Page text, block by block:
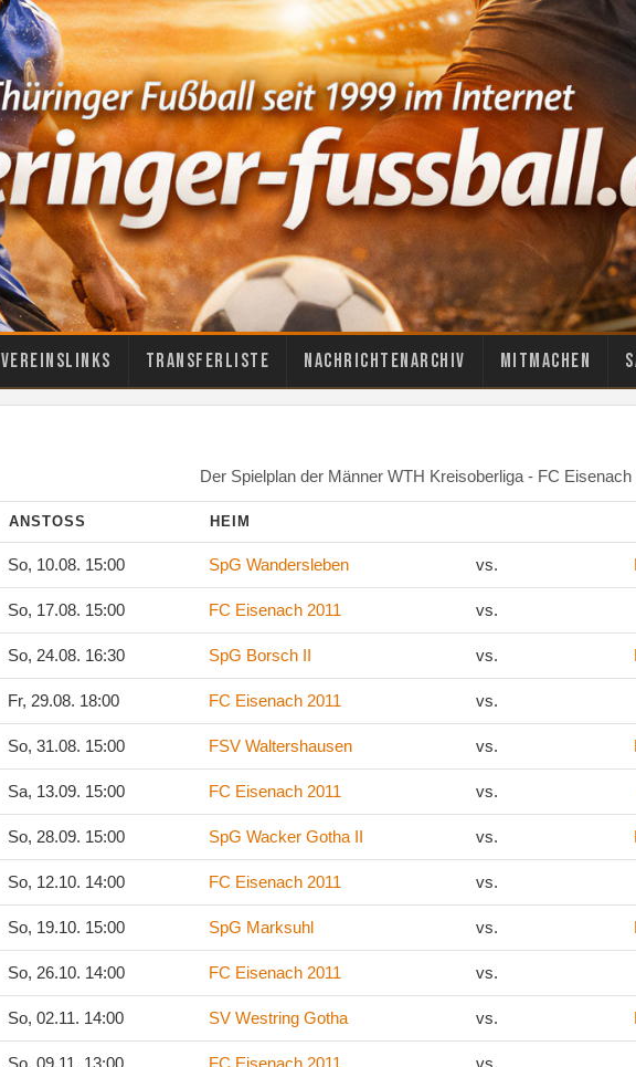
Vereinslinks Transferliste Nachrichtenarchiv Mitmachen
Der Spielplan der Männer WTH Kreisoberliga - FC Eisenach
ANSTOSS HEIM
So, 10.08. 15:00 SpG Wandersleben vs.
So, 17.08. 15:00 FC Eisenach 2011 vs.
So, 24.08. 16:30 SpG Borsch II vs.
Fr, 29.08. 18:00 FC Eisenach 2011 vs.
So, 31.08. 15:00 FSV Waltershausen vs.
Sa, 13.09. 15:00 FC Eisenach 2011 vs.
So, 28.09. 15:00 SpG Wacker Gotha II vs.
So, 12.10. 14:00 FC Eisenach 2011 vs.
So, 19.10. 15:00 SpG Marksuhl vs.
So, 26.10. 14:00 FC Eisenach 2011 vs.
So, 02.11. 14:00 SV Westring Gotha vs.
So, 09.11. 13:00 FC Eisenach 2011 vs.